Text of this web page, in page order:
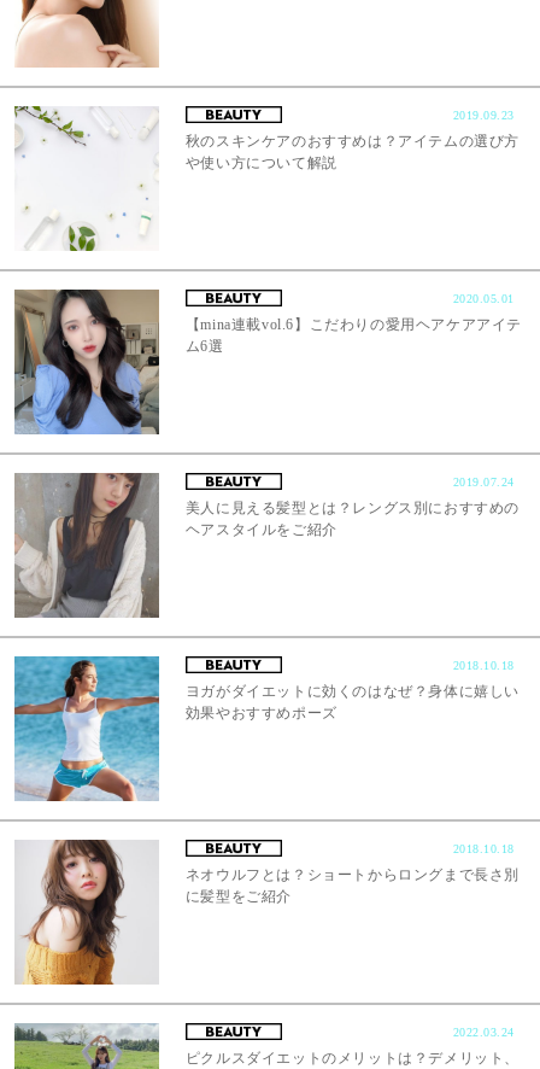
2019.09.23
秋のスキンケアのおすすめは？アイテムの選び方
や使い方について解説
2020.05.01
【mina連載vol.6】こだわりの愛用ヘアケアアイテ
ム6選
2019.07.24
美人に見える髪型とは？レングス別におすすめの
ヘアスタイルをご紹介
2018.10.18
ヨガがダイエットに効くのはなぜ？身体に嬉しい
効果やおすすめポーズ
2018.10.18
ネオウルフとは？ショートからロングまで長さ別
に髪型をご紹介
2022.03.24
ピクルスダイエットのメリットは？デメリット、